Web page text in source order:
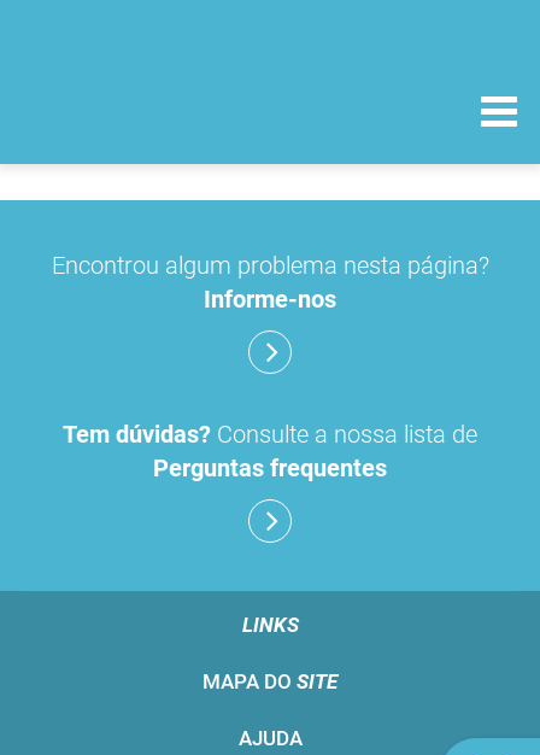
Encontrou algum problema nesta página?
Informe-nos
Tem dúvidas? Consulte a nossa lista de
Perguntas frequentes
LINKS
MAPA DO SITE
AJUDA